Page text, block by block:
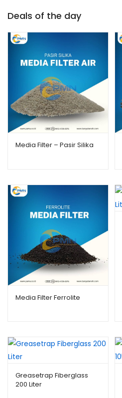
Deals of the day
Media Filter – Pasir Silika
Media Filter Ferrolite
Greasetrap Fiberglass
200 Liter